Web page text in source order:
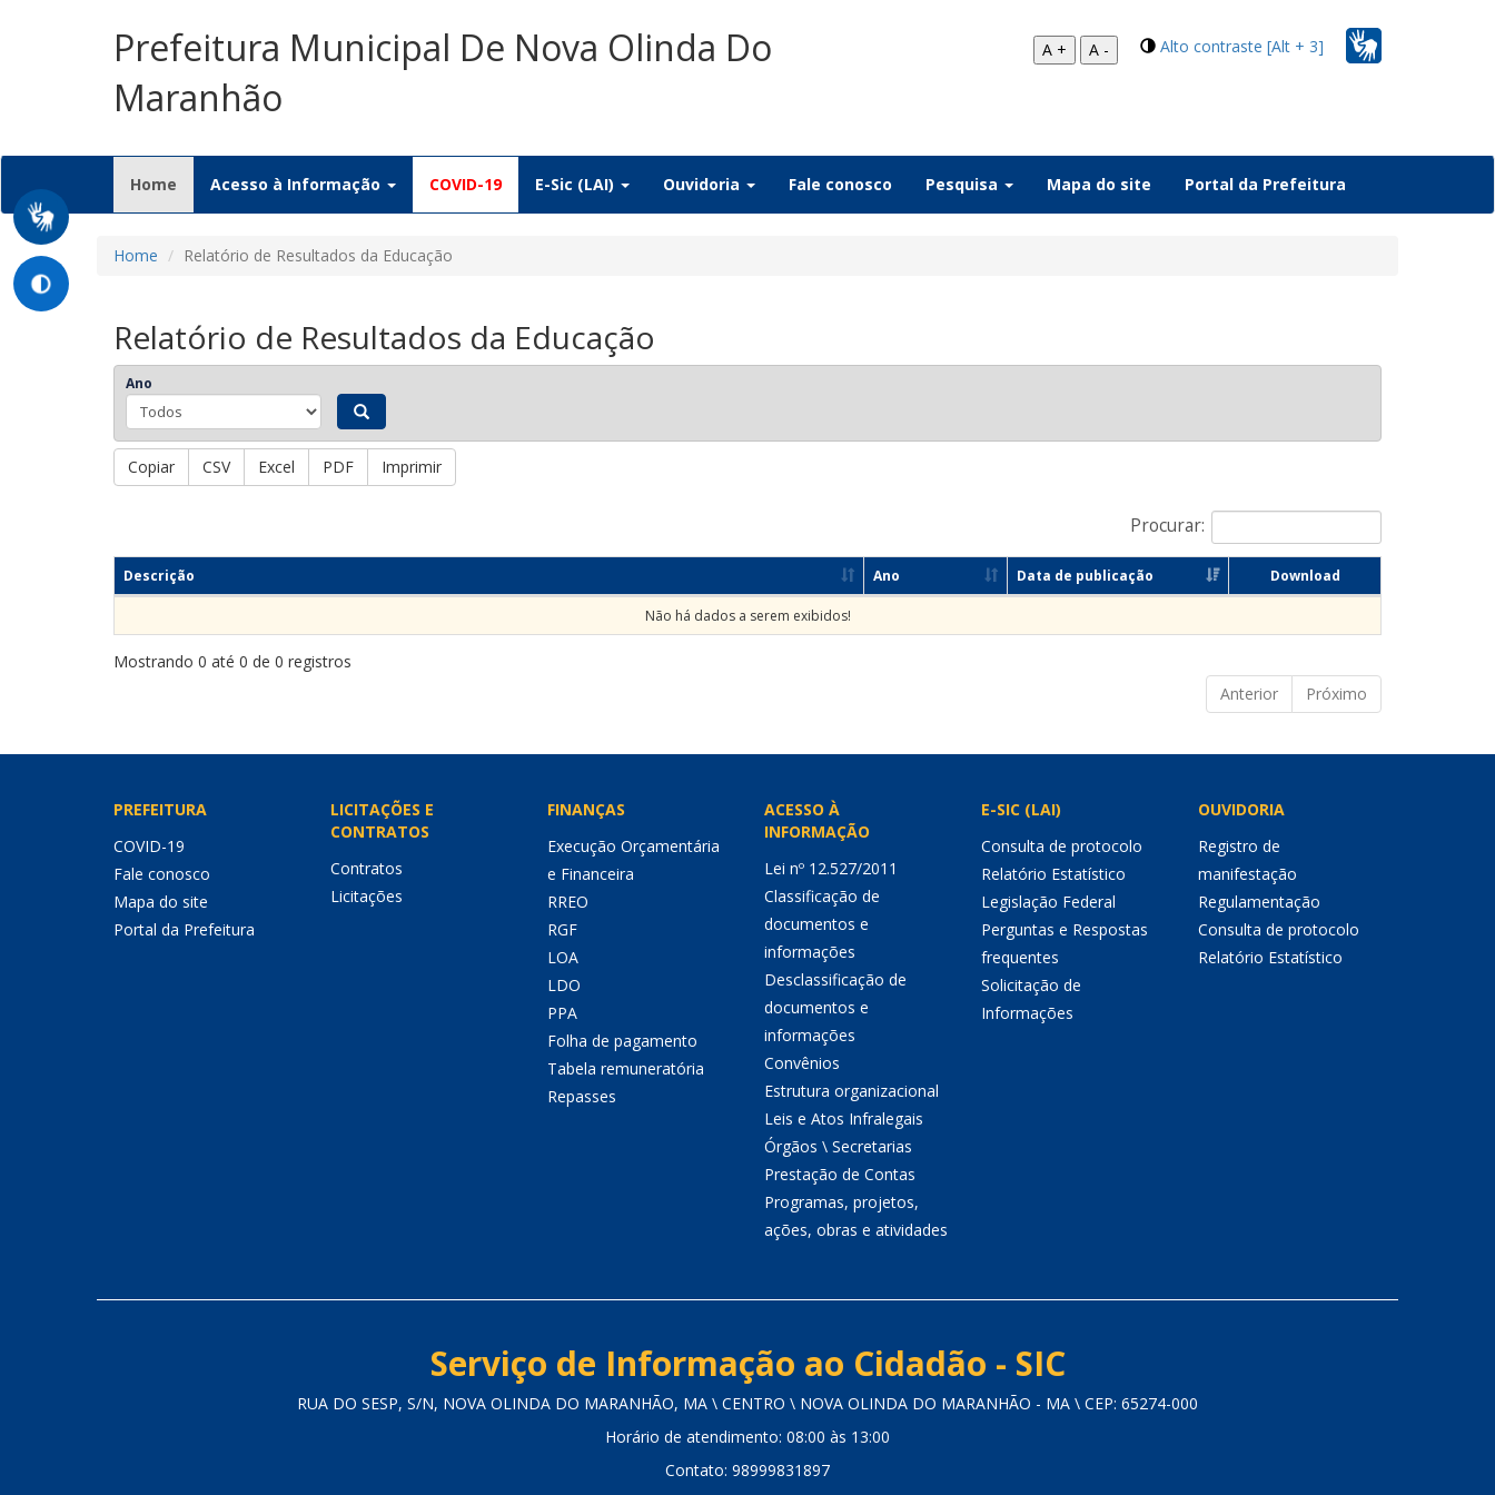
Prefeitura Municipal De Nova Olinda Do
Maranhão
Alto contraste [Alt + 3]
A + A -
Home (current)
Acesso à Informação COVID-19 E-Sic (LAI) Ouvidoria Fale conosco Pesquisa Mapa do site Portal da Prefeitura
Home Relatório de Resultados da Educação
Relatório de Resultados da Educação
Ano
Copiar CSV Excel PDF Imprimir
Procurar:
Descrição Ano Data de publicação Download
Não há dados a serem exibidos!
Mostrando 0 até 0 de 0 registros
Anterior
Próximo
PREFEITURA
COVID-19
Fale conosco
Mapa do site
Portal da Prefeitura
LICITAÇÕES E
CONTRATOS
Contratos
Licitações
FINANÇAS
Execução Orçamentária
e Financeira
RREO
RGF
LOA
LDO
PPA
Folha de pagamento
Tabela remuneratória
Repasses
ACESSO À
INFORMAÇÃO
Lei nº 12.527/2011
Classificação de
documentos e
informações
Desclassificação de
documentos e
informações
Convênios
Estrutura organizacional
Leis e Atos Infralegais
Órgãos \ Secretarias
Prestação de Contas
Programas, projetos,
ações, obras e atividades
E-SIC (LAI)
Consulta de protocolo
Relatório Estatístico
Legislação Federal
Perguntas e Respostas
frequentes
Solicitação de
Informações
OUVIDORIA
Registro de
manifestação
Regulamentação
Consulta de protocolo
Relatório Estatístico
Serviço de Informação ao Cidadão - SIC
RUA DO SESP, S/N, NOVA OLINDA DO MARANHÃO, MA \ CENTRO \ NOVA OLINDA DO MARANHÃO - MA \ CEP: 65274-000
Horário de atendimento: 08:00 às 13:00
Contato: 98999831897